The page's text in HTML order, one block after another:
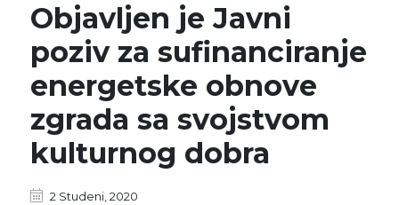
Objavljen je Javni
poziv za sufinanciranje
energetske obnove
zgrada sa svojstvom
kulturnog dobra
2 Studeni, 2020